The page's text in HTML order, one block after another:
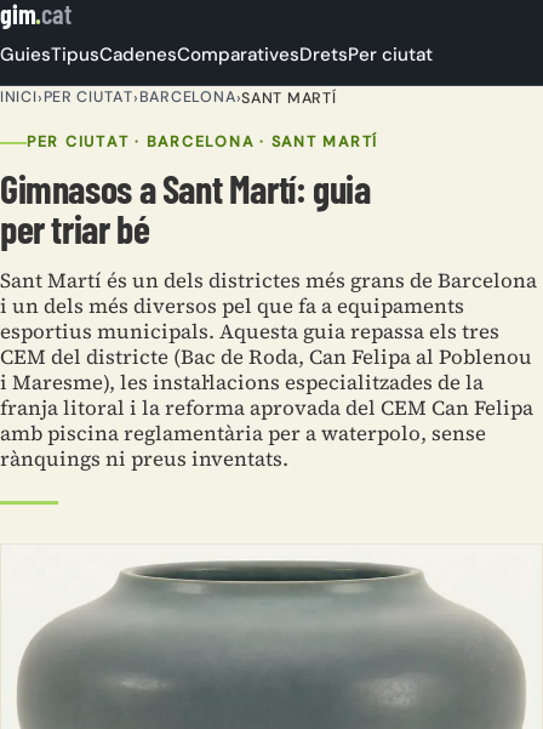
gim.cat
GuiesTipusCadenesComparativesDretsPer ciutat
INICI›PER CIUTAT›BARCELONA›SANT MARTÍ
PER CIUTAT · BARCELONA · SANT MARTÍ
Gimnasos a Sant Martí: guia
per triar bé
Sant Martí és un dels districtes més grans de Barcelona
i un dels més diversos pel que fa a equipaments
esportius municipals. Aquesta guia repassa els tres
CEM del districte (Bac de Roda, Can Felipa al Poblenou
i Maresme), les instal·lacions especialitzades de la
franja litoral i la reforma aprovada del CEM Can Felipa
amb piscina reglamentària per a waterpolo, sense
rànquings ni preus inventats.